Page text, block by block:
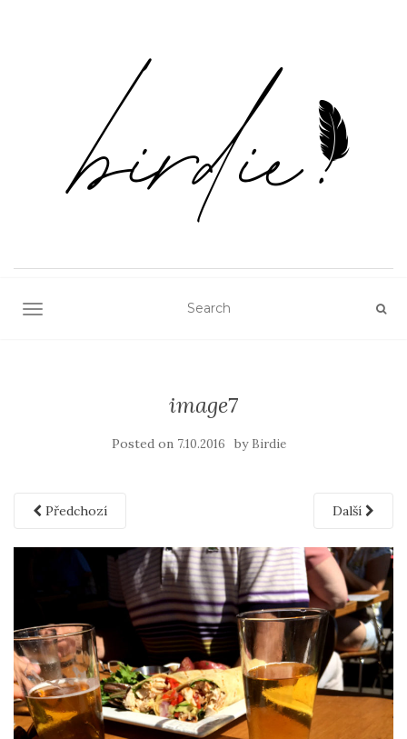
TOGGLE NAVIGATION
image7
Posted on 7.10.2016 by Birdie
Předchozí Další